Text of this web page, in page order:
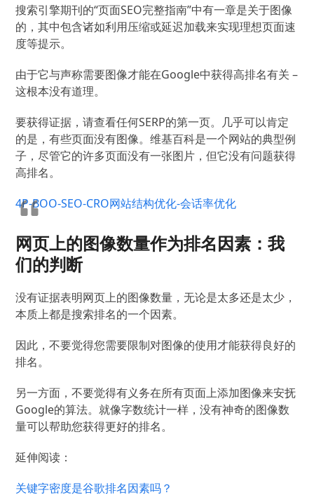
搜索引擎期刊的“页面SEO完整指南”中有一章是关于图像
的，其中包含诸如利用压缩或延迟加载来实现理想页面速
度等提示。
由于它与声称需要图像才能在Google中获得高排名有关 –
这根本没有道理。
要获得证据，请查看任何SERP的第一页。 几乎可以肯定
的是，有些页面没有图像。维基百科是一个网站的典型例
子，尽管它的许多页面没有一张图片，但它没有问题获得
高排名。
4P-BOO-SEO-CRO网站结构优化-会话率优化
网页上的图像数量作为排名因素：我
们的判断
没有证据表明网页上的图像数量，无论是太多还是太少，
本质上都是搜索排名的一个因素。
因此，不要觉得您需要限制对图像的使用才能获得良好的
排名。
另一方面，不要觉得有义务在所有页面上添加图像来安抚
Google的算法。就像字数统计一样，没有神奇的图像数
量可以帮助您获得更好的排名。
延伸阅读：
关键字密度是谷歌排名因素吗？